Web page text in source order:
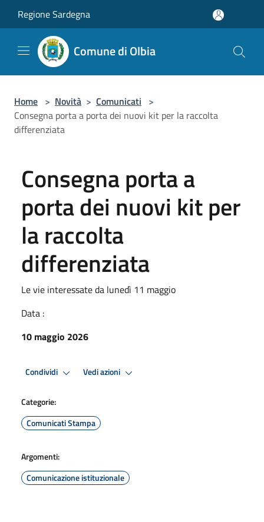
Regione Sardegna
Comune di Olbia
Home > Novità > Comunicati >
Consegna porta a porta dei nuovi kit per la raccolta
differenziata
Consegna porta a
porta dei nuovi kit per
la raccolta
differenziata
Le vie interessate da lunedì 11 maggio
Data :
10 maggio 2026
Condividi Vedi azioni
Categorie:
Comunicati Stampa
Argomenti:
Comunicazione istituzionale